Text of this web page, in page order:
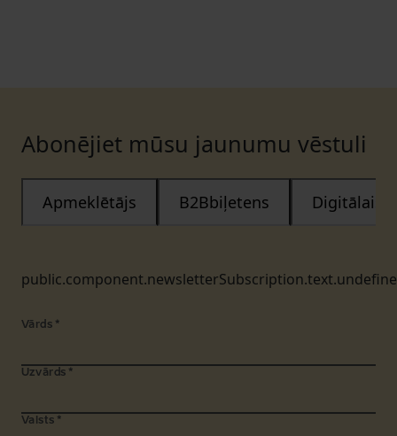
Abonējiet mūsu jaunumu vēstuli
Apmeklētājs B2Bbiļetens Digitālais
Vārds *
Uzvārds *
Valsts *